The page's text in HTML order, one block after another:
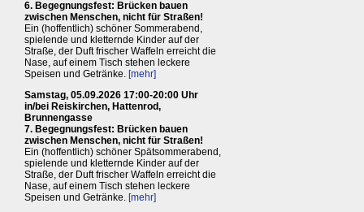
6. Begegnungsfest: Brücken bauen
zwischen Menschen, nicht für Straßen!
Ein (hoffentlich) schöner Sommerabend,
spielende und kletternde Kinder auf der
Straße, der Duft frischer Waffeln erreicht die
Nase, auf einem Tisch stehen leckere
Speisen und Getränke. [mehr]
Samstag, 05.09.2026 17:00-20:00 Uhr
in/bei Reiskirchen, Hattenrod,
Brunnengasse
7. Begegnungsfest: Brücken bauen
zwischen Menschen, nicht für Straßen!
Ein (hoffentlich) schöner Spätsommerabend,
spielende und kletternde Kinder auf der
Straße, der Duft frischer Waffeln erreicht die
Nase, auf einem Tisch stehen leckere
Speisen und Getränke. [mehr]